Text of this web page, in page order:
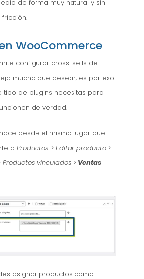
de forma muy natural y sin
WooCommerce
configurar cross-sells de
mucho que desear, es por eso
tipo de plugins necesitas para
de verdad.
desde el mismo lugar que
aProductos > Editar producto >
vinculados > Ventas
asignar productos como